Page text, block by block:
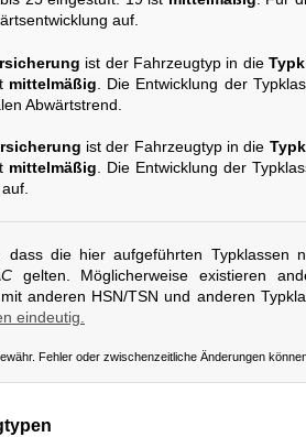
auf.
ist der Fahrzeugtyp in die
mittelmäßig . Die Entwicklung der
Abwärtstrend.
ist der Fahrzeugtyp in die
mittelmäßig. Die Entwicklung der
dass die hier aufgeführten Typklassen
gelten. Möglicherweise existieren
anderen HSN/TSN und anderen
eindeutig.
Fehler oder zwischenzeitliche Änderungen